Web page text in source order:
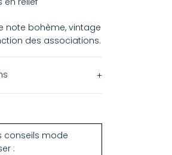
note bohème, vintage
des associations.
conseils mode
: